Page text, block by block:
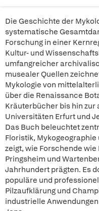
Die Geschichte der
systematische
Forschung in einer
Kultur- und
umfangreicher
musealer Quellen
Mykologie von
über die Renaissance
Kräuterbücher bis hin zur
Universitäten Erfurt und
Das Buch beleuchtet
Floristik,
zeigt, wie Forschende
Pringsheim und
Jahrhundert prägten. Es
populäre und
Pilzaufklärung und
industrielle